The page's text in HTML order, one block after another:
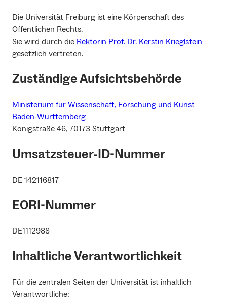
Die Universität Freiburg ist eine Körperschaft des
Öffentlichen Rechts.
Sie wird durch die Rektorin Prof. Dr. Kerstin Krieglstein
gesetzlich vertreten.
Zuständige Aufsichtsbehörde
Ministerium für Wissenschaft, Forschung und Kunst
Baden-Württemberg
Königstraße 46, 70173 Stuttgart
Umsatzsteuer-ID-Nummer
DE 142116817
EORI-Nummer
DE1112988
Inhaltliche Verantwortlichkeit
Für die zentralen Seiten der Universität ist inhaltlich
Verantwortliche: